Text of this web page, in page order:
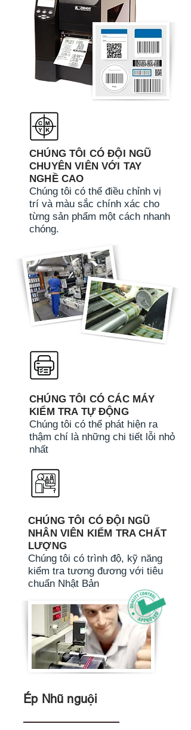
CHÚNG TÔI CÓ ĐỘI NGŨ
CHUYÊN VIÊN VỚI TAY
NGHỀ CAO
Chúng tôi có thể điều chỉnh vị
trí và màu sắc chính xác cho
từng sản phẩm một cách nhanh
chóng.
CHÚNG TÔI CÓ CÁC MÁY
KIỂM TRA TỰ ĐỘNG
Chúng tôi có thể phát hiện ra
thậm chí là những chi tiết lỗi nhỏ
nhất
CHÚNG TÔI CÓ ĐỘI NGŨ
NHÂN VIÊN KIỂM TRA CHẤT
LƯỢNG
Chúng tôi có trình độ, kỹ năng
kiểm tra tương đương với tiêu
chuẩn Nhật Bản
Ép Nhũ nguội